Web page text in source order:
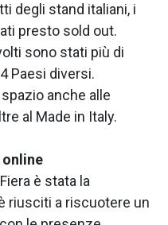
degli stand italiani, i
presto sold out.
sono stati più di
Paesi diversi.
spazio anche alle
al Made in Italy.
online
è stata la
riusciti a riscuotere un